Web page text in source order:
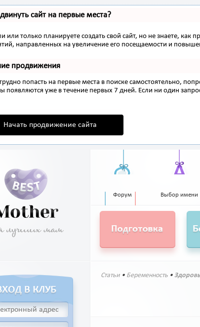
сайт на первые места?
или только планируете создать свой сайт, но не знаете,
направленных на увеличение его посещаемости и
продвижения
попасть на первые места в поиске самостоятельно,
появляются уже в течение первых 7 дней. Если ни один
Начать продвижение сайта
Форум Выбор имени
Статьи • Беременность •